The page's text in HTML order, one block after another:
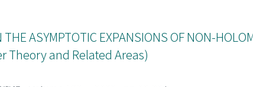
ASYMPTOTIC EXPANSIONS OF NON-
Theory and Related Areas)